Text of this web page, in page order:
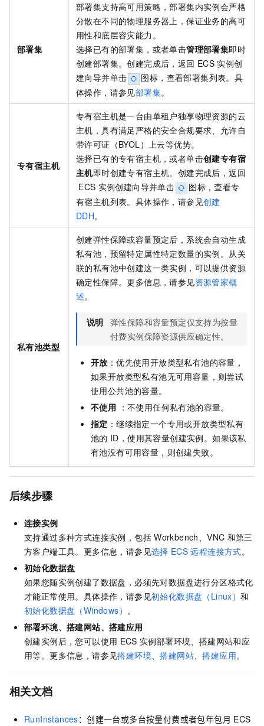
部署集
部署集支持高可用策略，部署集内实例会严格
分散在不同的物理服务器上，保证业务的高可
用性和底层容灾能力。
选择已有的部署集，或者单击管理部署集即时
创建部署集。创建完成后，返回 ECS 实例创
建向导并单击
图标，查看部署集列表。具
体操作，请参见部署集。
专有宿主机
专有宿主机是一台由单租户独享物理资源的云
主机，具有满足严格的安全合规要求、允许自
带许可证（BYOL）上云等优势。
选择已有的专有宿主机，或者单击创建专有宿
主机即时创建专有宿主机。创建完成后，返回
ECS 实例创建向导并单击
图标，查看专
有宿主机列表。具体操作，请参见创建
DDH。
私有池类型
创建弹性保障或容量预定后，系统会自动生成
私有池，预留特定属性特定数量的实例。从关
联的私有池中创建这一类实例，可以提供资源
确定性保障。更多信息，请参见资源管家概
述。
说明 弹性保障和容量预定仅支持为按量
付费实例保障资源供应确定性。
开放 ：优先使用开放类型私有池的容量，
如果开放类型私有池无可用容量，则尝试
使用公共池的容量。
不使用 ：不使用任何私有池的容量。
指定 ：继续指定一个专用或开放类型私有
池的 ID，使用其容量创建实例。如果该私
有池没有可用容量，则创建失败。
后续步骤
连接实例
支持通过多种方式连接实例，包括 Workbench、VNC 和第三
方客户端工具。更多信息，请参见选择 ECS 远程连接方式。
初始化数据盘
如果您随实例创建了数据盘，必须先对数据盘进行分区格式化
才能正常使用。具体操作，请参见初始化数据盘（Linux）和
初始化数据盘（Windows） 。
部署环境、搭建网站、搭建应用
创建实例后，您可以使用 ECS 实例部署环境、搭建网站和应
用等。更多信息，请参见搭建环境、搭建网站、搭建应用。
相关文档
RunInstances：创建一台或多台按量付费或者包年包月 ECS